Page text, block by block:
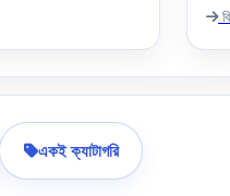
একই ক্যাটাগরি